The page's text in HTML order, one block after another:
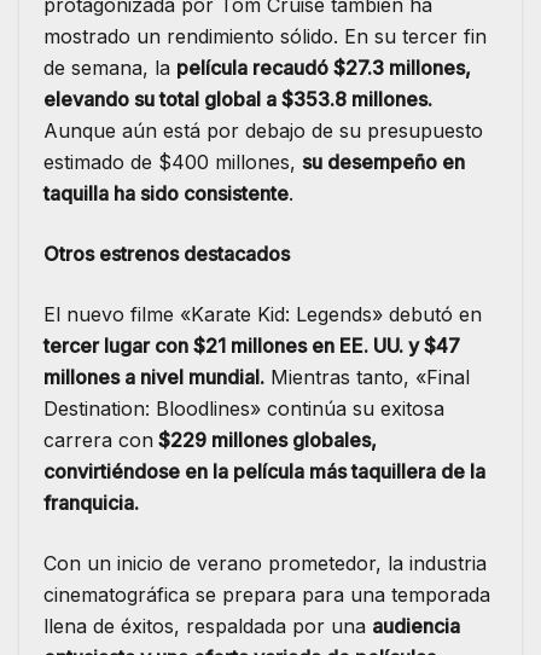
protagonizada por Tom Cruise también ha
mostrado un rendimiento sólido. En su tercer fin
de semana, la película recaudó $27.3 millones,
elevando su total global a $353.8 millones.
Aunque aún está por debajo de su presupuesto
estimado de $400 millones, su desempeño en
taquilla ha sido consistente.
Otros estrenos destacados
El nuevo filme «Karate Kid: Legends» debutó en
tercer lugar con $21 millones en EE. UU. y $47
millones a nivel mundial. Mientras tanto, «Final
Destination: Bloodlines» continúa su exitosa
carrera con $229 millones globales,
convirtiéndose en la película más taquillera de la
franquicia.
Con un inicio de verano prometedor, la industria
cinematográfica se prepara para una temporada
llena de éxitos, respaldada por una audiencia